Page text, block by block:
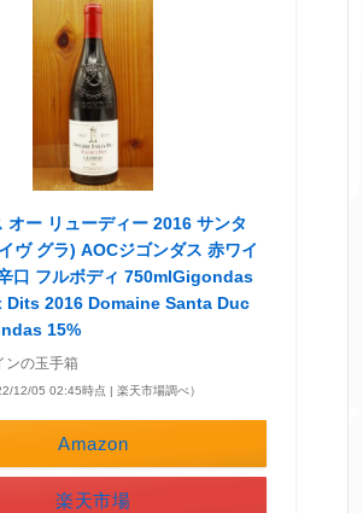
オー リューディー 2016 サンタ
ヴ グラ) AOCジゴンダス 赤ワイ
口 フルボディ 750mlGigondas
2016 Domaine Santa Duc
15%
ンの玉手箱
12/05 02:45時点 | 楽天市場調べ）
Amazon
楽天市場